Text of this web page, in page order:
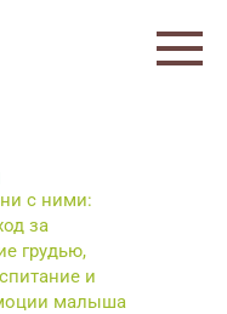
с ними:
за
грудью,
и
малыша